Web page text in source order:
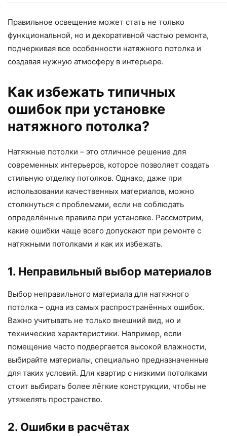
Правильное освещение может стать не только
функциональной, но и декоративной частью ремонта,
подчеркивая все особенности натяжного потолка и
создавая нужную атмосферу в интерьере.
Как избежать типичных
ошибок при установке
натяжного потолка?
Натяжные потолки – это отличное решение для
современных интерьеров, которое позволяет создать
стильную отделку потолков. Однако, даже при
использовании качественных материалов, можно
столкнуться с проблемами, если не соблюдать
определённые правила при установке. Рассмотрим,
какие ошибки чаще всего допускают при ремонте с
натяжными потолками и как их избежать.
1. Неправильный выбор материалов
Выбор неправильного материала для натяжного
потолка – одна из самых распространённых ошибок.
Важно учитывать не только внешний вид, но и
технические характеристики. Например, если
помещение часто подвергается высокой влажности,
выбирайте материалы, специально предназначенные
для таких условий. Для квартир с низкими потолками
стоит выбирать более лёгкие конструкции, чтобы не
утяжелять пространство.
2. Ошибки в расчётах